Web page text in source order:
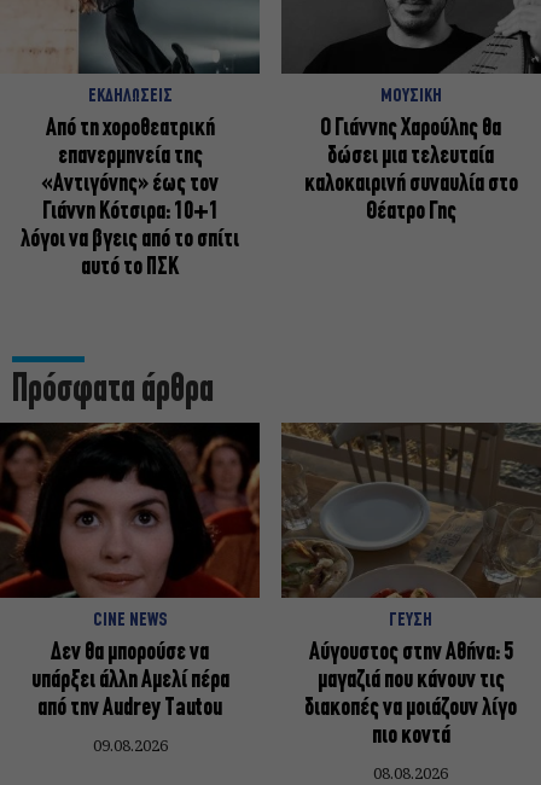
ΕΚΔΗΛΩΣΕΙΣ
Από τη χοροθεατρική
επανερμηνεία της
«Αντιγόνης» έως τον
Γιάννη Κότσιρα: 10+1
λόγοι να βγεις από το σπίτι
αυτό το ΠΣΚ
ΜΟΥΣΙΚΗ
Ο Γιάννης Χαρούλης θα
δώσει μια τελευταία
καλοκαιρινή συναυλία στο
Θέατρο Γης
Πρόσφατα άρθρα
CINE NEWS
Δεν θα μπορούσε να
υπάρξει άλλη Αμελί πέρα
από την Audrey Tautou
09.08.2026
ΓΕΥΣΗ
Αύγουστος στην Αθήνα: 5
μαγαζιά που κάνουν τις
διακοπές να μοιάζουν λίγο
πιο κοντά
08.08.2026